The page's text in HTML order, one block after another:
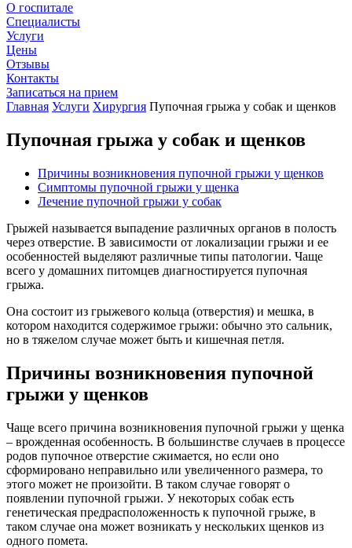
О госпитале
Специалисты
Услуги
Цены
Отзывы
Контакты
Записаться на прием
Главная Услуги Хирургия Пупочная грыжа у собак и щенков
Пупочная грыжа у собак и щенков
Причины возникновения пупочной грыжи у щенков
Симптомы пупочной грыжи у щенка
Лечение пупочной грыжи у собак
Грыжей называется выпадение различных органов в полость
через отверстие. В зависимости от локализации грыжи и ее
особенностей выделяют различные типы патологии. Чаще
всего у домашних питомцев диагностируется пупочная
грыжа.
Она состоит из грыжевого кольца (отверстия) и мешка, в
котором находится содержимое грыжи: обычно это сальник,
но в тяжелом случае может быть и кишечная петля.
Причины возникновения пупочной
грыжи у щенков
Чаще всего причина возникновения пупочной грыжи у щенка
– врожденная особенность. В большинстве случаев в процессе
родов пупочное отверстие сжимается, но если оно
сформировано неправильно или увеличенного размера, то
этого может не произойти. В таком случае говорят о
появлении пупочной грыжи. У некоторых собак есть
генетическая предрасположенность к пупочной грыже, в
таком случае она может возникать у нескольких щенков из
одного помета.